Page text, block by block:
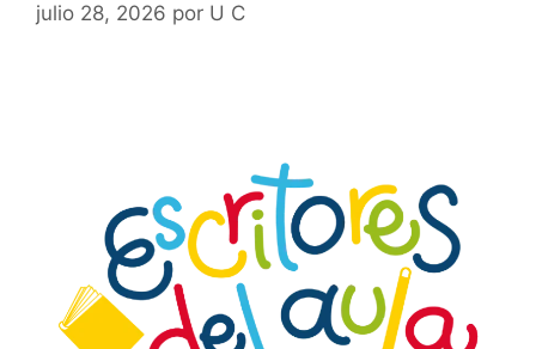
julio 28, 2026 por U C